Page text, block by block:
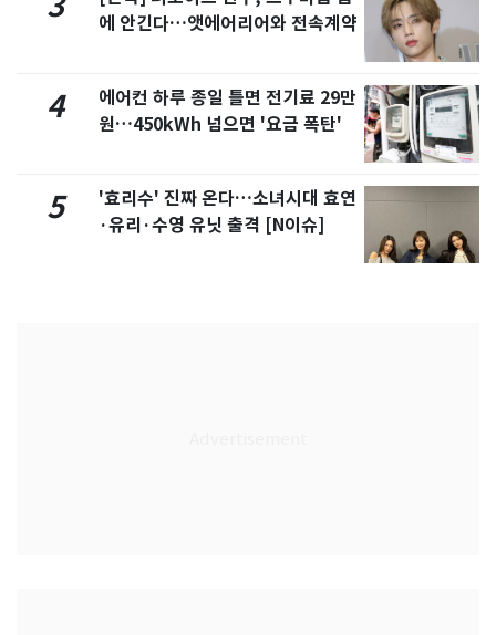
에 안긴다…앳에어리어와 전속계약
4
에어컨 하루 종일 틀면 전기료 29만
원…450kWh 넘으면 '요금 폭탄'
5
'효리수' 진짜 온다…소녀시대 효연
·유리·수영 유닛 출격 [N이슈]